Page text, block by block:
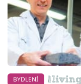
BYDLENÍ